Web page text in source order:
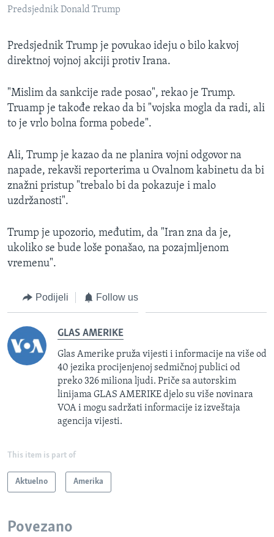
Predsjednik Donald Trump
Predsjednik Trump je povukao ideju o bilo kakvoj
direktnoj vojnoj akciji protiv Irana.
"Mislim da sankcije rade posao", rekao je Trump.
Truamp je takođe rekao da bi "vojska mogla da radi, ali
to je vrlo bolna forma pobede".
Ali, Trump je kazao da ne planira vojni odgovor na
napade, rekavši reporterima u Ovalnom kabinetu da bi
znažni pristup "trebalo bi da pokazuje i malo
uzdržanosti".
Trump je upozorio, međutim, da "Iran zna da je,
ukoliko se bude loše ponašao, na pozajmljenom
vremenu".
Podijeli Follow us
GLAS AMERIKE
Glas Amerike pruža vijesti i informacije na više od
40 jezika procijenjenoj sedmičnoj publici od
preko 326 miliona ljudi. Priče sa autorskim
linijama GLAS AMERIKE djelo su više novinara
VOA i mogu sadržati informacije iz izveštaja
agencija vijesti.
This item is part of
Aktuelno Amerika
Povezano